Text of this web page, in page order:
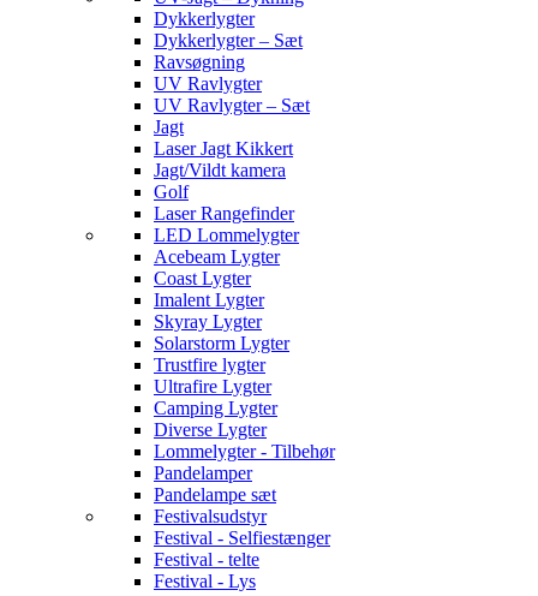
Dykkerlygter
Dykkerlygter – Sæt
Ravsøgning
UV Ravlygter
UV Ravlygter – Sæt
Jagt
Laser Jagt Kikkert
Jagt/Vildt kamera
Golf
Laser Rangefinder
LED Lommelygter
Acebeam Lygter
Coast Lygter
Imalent Lygter
Skyray Lygter
Solarstorm Lygter
Trustfire lygter
Ultrafire Lygter
Camping Lygter
Diverse Lygter
Lommelygter - Tilbehør
Pandelamper
Pandelampe sæt
Festivalsudstyr
Festival - Selfiestænger
Festival - telte
Festival - Lys